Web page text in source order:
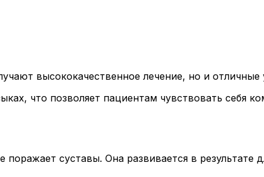
высококачественное лечение, но и
что позволяет пациентам чувствовать себя
суставы. Она развивается в результате